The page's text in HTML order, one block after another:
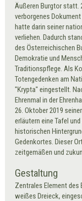
Äußeren Burgtor statt.
verborgenes
hatte darin seiner
verliehen. Dadurch
des Österreichischen
Demokratie und
Traditionspflege. Als
Totengedenken am
"Krypta" eingestellt.
Ehrenmal in der
26. Oktober 2019
erläutern eine Tafel
historischen
Gedenkortes. Dieser
zeitgemäßen und
Gestaltung
Zentrales Element des
weißes Dreieck,